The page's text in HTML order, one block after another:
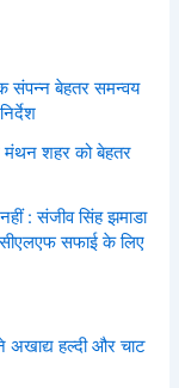
संपन्न बेहतर समन्वय
मंथन शहर को बेहतर
नहीं : संजीव सिंह झमाडा
सफाई के लिए
अखाद्य हल्दी और चाट